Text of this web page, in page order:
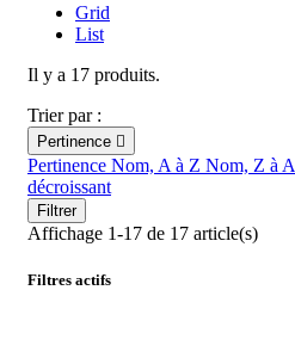
Grid
List
Il y a 17 produits.
Trier par :
Pertinence 
Pertinence Nom, A à Z Nom, Z à A
décroissant
Filtrer
Affichage 1-17 de 17 article(s)
Filtres actifs